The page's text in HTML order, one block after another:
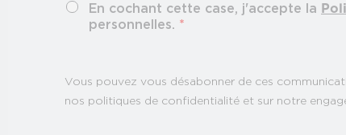
En cochant cette case, j'accepte la
personnelles. *
Vous pouvez vous désabonner de ces
nos politiques de confidentialité et sur notre